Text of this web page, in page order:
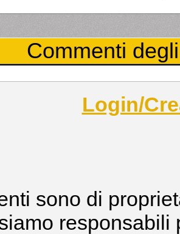
Commenti
Login/
sono di
responsabili